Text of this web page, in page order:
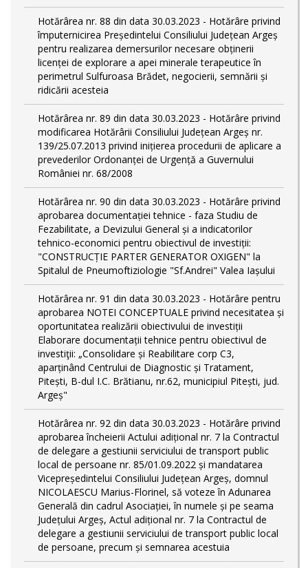
Hotărârea nr. 88 din data 30.03.2023 - Hotărâre privind
împuternicirea Președintelui Consiliului Județean Argeș
pentru realizarea demersurilor necesare obținerii
licenței de explorare a apei minerale terapeutice în
perimetrul Sulfuroasa Brădet, negocierii, semnării și
ridicării acesteia
Hotărârea nr. 89 din data 30.03.2023 - Hotărâre privind
modificarea Hotărârii Consiliului Județean Argeș nr.
139/25.07.2013 privind inițierea procedurii de aplicare a
prevederilor Ordonanței de Urgență a Guvernului
României nr. 68/2008
Hotărârea nr. 90 din data 30.03.2023 - Hotărâre privind
aprobarea documentației tehnice - faza Studiu de
Fezabilitate, a Devizului General și a indicatorilor
tehnico-economici pentru obiectivul de investiții:
"CONSTRUCȚIE PARTER GENERATOR OXIGEN" la
Spitalul de Pneumoftiziologie "Sf.Andrei" Valea Iașului
Hotărârea nr. 91 din data 30.03.2023 - Hotărâre pentru
aprobarea NOTEI CONCEPTUALE privind necesitatea și
oportunitatea realizării obiectivului de investiții
Elaborare documentații tehnice pentru obiectivul de
investiţii: „Consolidare și Reabilitare corp C3,
aparținând Centrului de Diagnostic și Tratament,
Pitești, B-dul I.C. Brătianu, nr.62, municipiul Pitești, jud.
Argeș"
Hotărârea nr. 92 din data 30.03.2023 - Hotărâre privind
aprobarea încheierii Actului adițional nr. 7 la Contractul
de delegare a gestiunii serviciului de transport public
local de persoane nr. 85/01.09.2022 și mandatarea
Vicepreședintelui Consiliului Județean Argeș, domnul
NICOLAESCU Marius-Florinel, să voteze în Adunarea
Generală din cadrul Asociației, în numele și pe seama
Județului Argeș, Actul adițional nr. 7 la Contractul de
delegare a gestiunii serviciului de transport public local
de persoane, precum și semnarea acestuia